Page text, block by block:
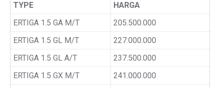
TYPE
HARGA
ERTIGA 1.5 GA M/T
205.500.000
ERTIGA 1.5 GL M/T
227.000.000
ERTIGA 1.5 GL A/T
237.500.000
ERTIGA 1.5 GX M/T
241.000.000